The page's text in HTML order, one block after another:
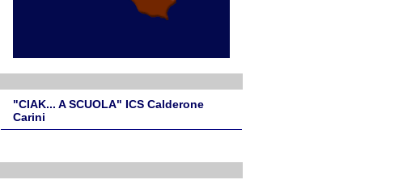
"CIAK... A SCUOLA" ICS Calderone
Carini